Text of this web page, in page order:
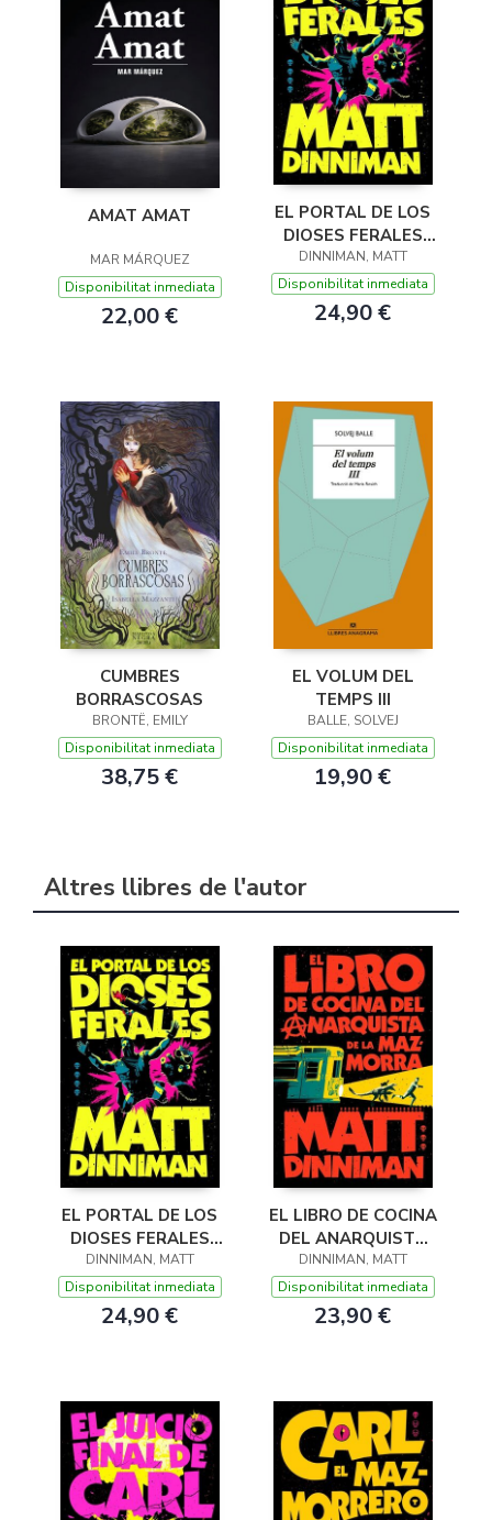
AMAT AMAT
MAR MÁRQUEZ
Disponibilitat inmediata
22,00 €
EL PORTAL DE LOS
DIOSES FERALES
(CARL EL
MAZMORRERO 4)
DINNIMAN, MATT
Disponibilitat inmediata
24,90 €
CUMBRES
BORRASCOSAS
BRONTË, EMILY
Disponibilitat inmediata
38,75 €
EL VOLUM DEL
TEMPS III
BALLE, SOLVEJ
Disponibilitat inmediata
19,90 €
Altres llibres de l'autor
EL PORTAL DE LOS
DIOSES FERALES
(CARL EL
MAZMORRERO 4)
DINNIMAN, MATT
Disponibilitat inmediata
24,90 €
EL LIBRO DE COCINA
DEL ANARQUISTA
DE LA MAZMORRA
(CARL EL
MAZMORRERO 3)
DINNIMAN, MATT
Disponibilitat inmediata
23,90 €